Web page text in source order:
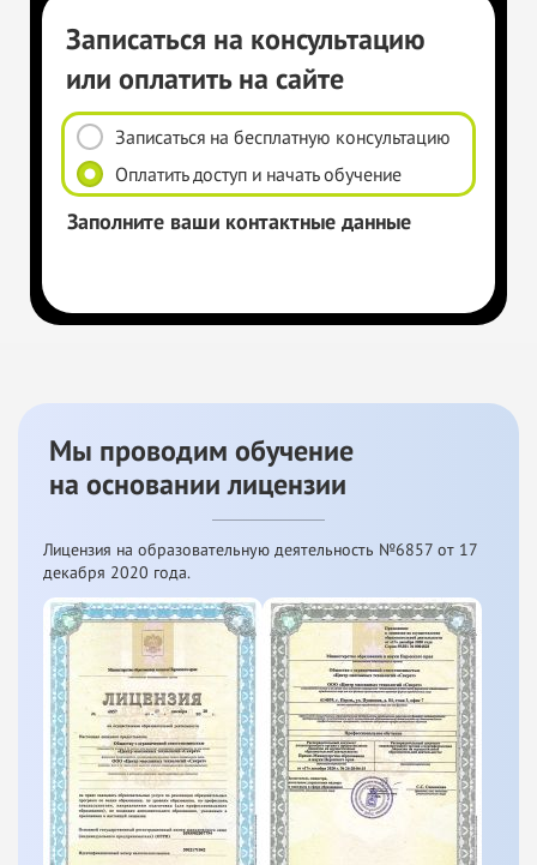
Записаться на консультацию
или оплатить на сайте
Записаться на бесплатную консультацию
Оплатить доступ и начать обучение
Заполните ваши контактные данные
Мы проводим обучение
на основании лицензии
Лицензия на образовательную деятельность №6857 от 17
декабря 2020 года.